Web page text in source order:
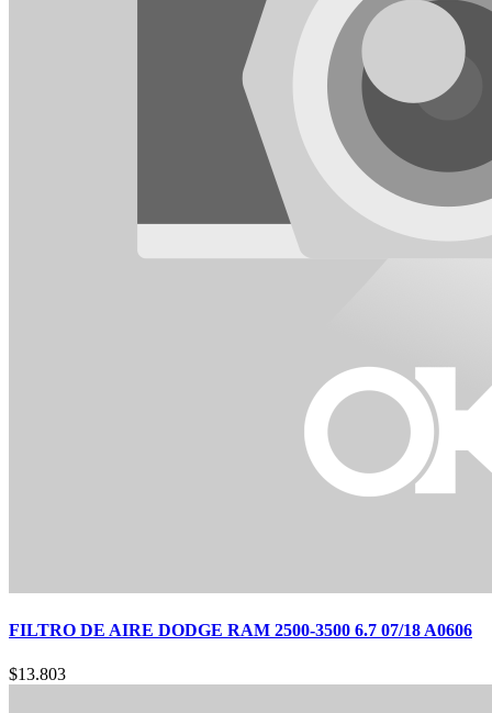
FILTRO DE AIRE DODGE RAM 2500-3500 6.7 07/18 A0606
$13.803